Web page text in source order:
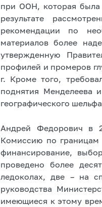
при ООН, которая была
результате
рекомендации по
материалов более
утвержденную
профилей и промеров
г. Кроме того,
поднятия Менделеева
географического
Андрей Федорович в
Комиссию по границам
финансирование,
проведено более
ледоколах, две – на
руководства
имеющиеся к этому